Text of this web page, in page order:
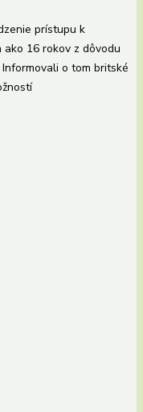
prístupu k
16 rokov z dôvodu
o tom britské